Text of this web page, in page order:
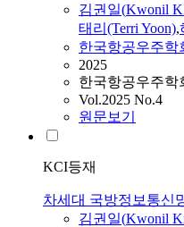
김권일(Kwonil
태리(Terri Yoon),
한국항공우주학
2025
한국항공우주학
Vol.2025 No.4
원문보기
KCI등재
차세대 국방정보통신
김권일(Kwonil